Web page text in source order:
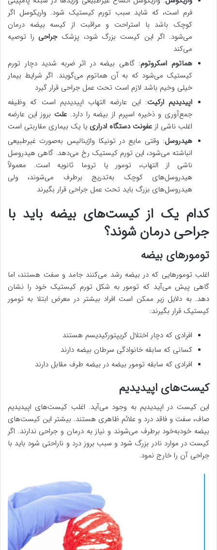
فرم است، که شاید سبب تورم کیستیک شود. واریکوسل اگر
کوچک باشد با استراحت و مراقبت از کیسه بیضه درمان
می‌شود. اگر این کیست بزرگ شود، پزشکجراحی را توصیه
می‌کند
هماتوم اسکروتوم: گاهی بیضه در اثر ضربه شدید دچار تورم
کیستیک می‌شود که به آن هماتوم می‌گویند. اگر شرایط بیمار
خیلی وخیم باشد لازم است تحت عمل جراحی قرار گیرد
اپیدیدیم ارکیت: این عارضه التهاب اپیدیدیم است که وظیفه
جمع‌آوری و ذخیره اسپرم از بیضه را دارد. علت بروز این عارضه
اغلب ناشی از عفونت دستگاه ادراری یا یک بیماری مقاربتی است
هیدروسل: وقتی مایع در تونیکا واژینالیس به‌صورت غیرطبیعی
انباشته می‌شود، این تورم کیستیک رخ می‌دهد. گاهی هیدروسل
ناشی از التهاب، تومور یا تروما ثانویه است. معمولاً
هیدروسل‌های کوچک به‌تدریج برطرف می‌شوند، ولی
هیدروسل‌های بزرگ باید تحت عمل جراحی قرار بگیرند
کدام یک از کیست‌های بیضه باید با
جراحی درمان شوند؟
تومورهای بیضه
اغلب تومورهایی که در بیضه رشد می‌کنند جامد و سفت هستند، اما
گاهی پیش می‌آید که تومور به شکل تورم کیستیک خود را نشان
دهد. به دلایل زیر ممکن است افراد بیشتر در معرض ابتلا به تومور
کیستیک قرار بگیرند:
افرادی که دچار اختلال کریپتورکیدیسم هستند
کسانی که سابقه خانوادگی سرطان بیضه دارند
افرادی که سابقه تومور بیضه در بیضه طرف مقابل دارند
کیست‌های اپیدیدیم
این کیست در اپیدیدیم به وجود می‌آید. اغلب کیست‌های اپیدیدیم
صاف، سفت و فاقد درد و علائم ظاهری هستند. بیشتر این کیست‌های
بیضه خودبه‌خود برطرف می‌شوند و نیاز به درمان و جراحی ندارند. اگر
کیست در موارد نادر بزرگ شود و سبب بروز درد و ناراحتی شود باید با
جراحی آن را خارج نمود.